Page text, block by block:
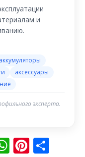
и
аккумуляторы
аксессуары
эксперта.